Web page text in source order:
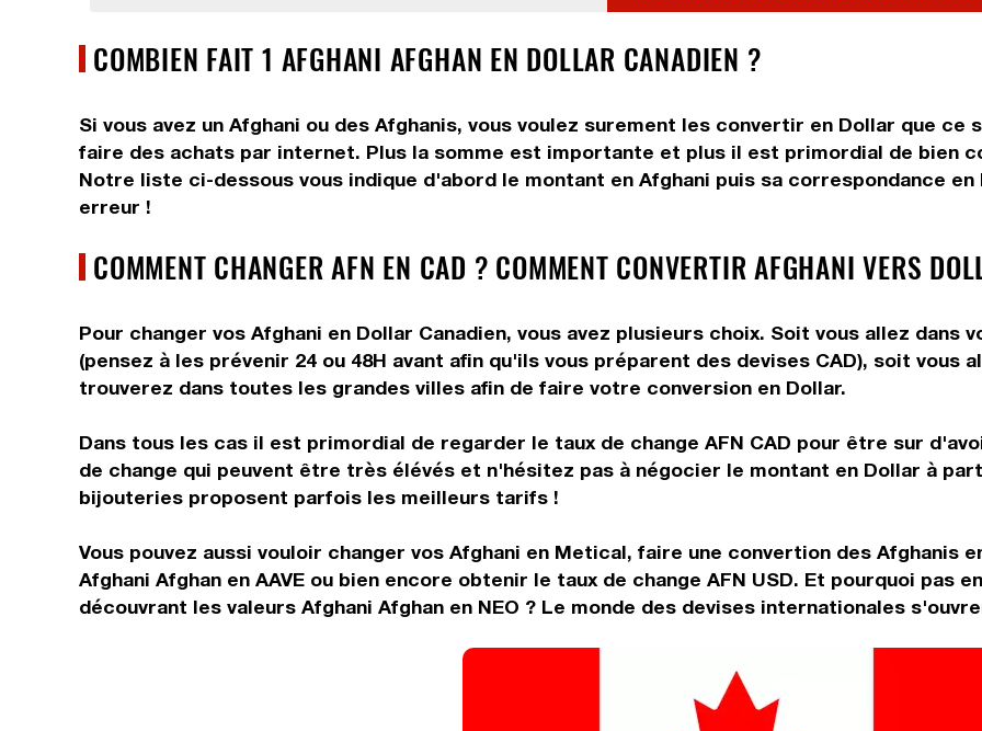
COMBIEN FAIT 1 AFGHANI AFGHAN EN DOLLAR CANADIEN ?
Si vous avez un Afghani ou des Afghanis, vous voulez surement les convertir en Dollar que
faire des achats par internet. Plus la somme est importante et plus il est primordial de bien
Notre liste ci-dessous vous indique d'abord le montant en Afghani puis sa correspondance
erreur !
COMMENT CHANGER AFN EN CAD ? COMMENT CONVERTIR AFGHANI VERS
Pour changer vos Afghani en Dollar Canadien, vous avez plusieurs choix. Soit vous allez dans
(pensez à les prévenir 24 ou 48H avant afin qu'ils vous préparent des devises CAD), soit vous
trouverez dans toutes les grandes villes afin de faire votre conversion en Dollar.
Dans tous les cas il est primordial de regarder le taux de change AFN CAD pour être sur
de change qui peuvent être très élévés et n'hésitez pas à négocier le montant en Dollar à
bijouteries proposent parfois les meilleurs tarifs !
Vous pouvez aussi vouloir changer vos Afghani en Metical, faire une convertion des Afghanis
Afghani Afghan en AAVE ou bien encore obtenir le taux de change AFN USD. Et pourquoi pas
découvrant les valeurs Afghani Afghan en NEO ? Le monde des devises internationales